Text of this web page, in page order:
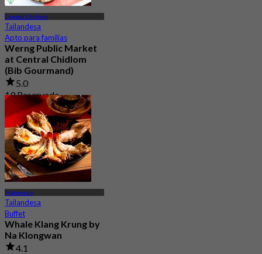
Central Chidlom
Tailandesa
Apto para familias
Werng Public Market
at Central Chidlom
(Bib Gourmand)
5.0
19 Reservado
Desde฿ 283.33
Pratunaam
Tailandesa
Buffet
Whale Klang Krung by
Na Klongwan
4.1